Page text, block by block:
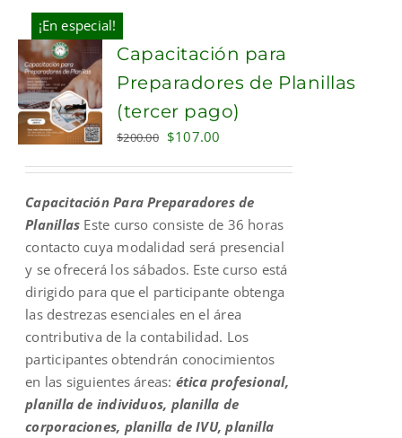
¡En especial!
ADD TO
CART
Capacitación para
Preparadores de Planillas
(tercer pago)
$200.00 Original
$200.00.
$107.00
$107.00.
Capacitación Para Preparadores de
Planillas Este curso consiste de 36 horas
contacto cuya modalidad será presencial
y se ofrecerá los sábados. Este curso está
dirigido para que el participante obtenga
las destrezas esenciales en el área
contributiva de la contabilidad. Los
participantes obtendrán conocimientos
en las siguientes áreas: ética profesional,
planilla de individuos, planilla de
corporaciones, planilla de IVU, planilla